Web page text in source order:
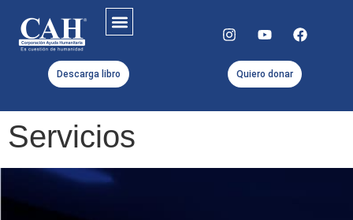
Descarga libro Quiero donar
Servicios